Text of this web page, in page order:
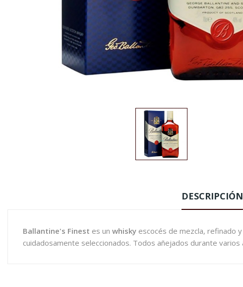
DESCRIPCIÓN
Ballantine's Finest es un whisky escocés de mezcla, refinado
cuidadosamente seleccionados. Todos añejados durante varios